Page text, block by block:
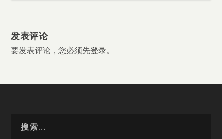
发表评论
要发表评论，您必须先登录。